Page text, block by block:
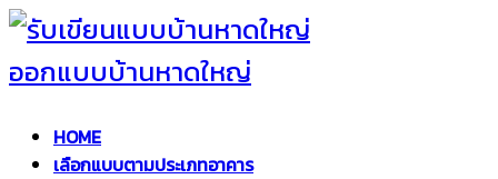
HOME
เลือกแบบตามประเภทอาคาร